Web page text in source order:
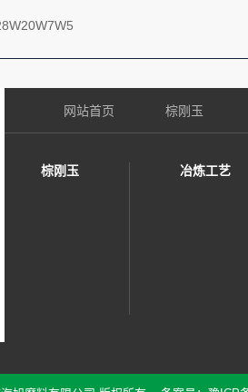
网站首页 棕刚玉
棕刚玉 冶炼工艺